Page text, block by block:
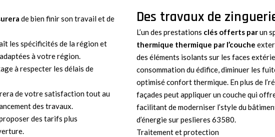
de bien finir son travail et de
les spécificités de la région et
à votre région.
à respecter les délais de
de votre satisfaction tout au
des travaux.
des tarifs plus
Des travaux de
L’un des prestations clés offerts parun
thermique thermique par l’couche
des éléments isolants sur les faces
consommation du édifice, diminuer les
optimisé confort thermique. En plus de
façades peut appliquer un couche qui
facilitant de moderniser l’style du
d’énergie sur peslieres 63580.
Traitement et protection